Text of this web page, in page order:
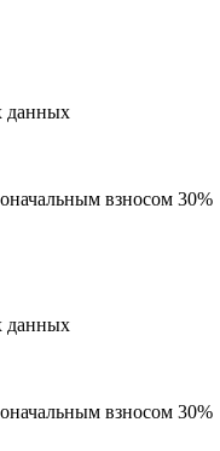
данных
взносом 30%
данных
взносом 30%